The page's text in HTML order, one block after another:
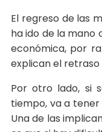
El regreso de las
ha ido de la mano
económica, por
explican el
Por otro lado, si
tiempo, va a
Una de las